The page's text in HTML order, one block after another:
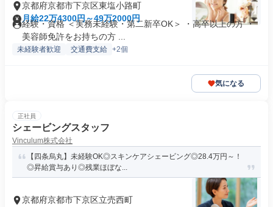
京都府京都市下京区東塩小路町
月給22万4300円～49万2000円
経験・資格 ＜実務未経験・第二新卒OK＞ ・高卒以上の方 ・
美容師免許をお持ちの方 ...
未経験者歓迎 交通費支給 +2個
気になる
正社員
シェービングスタッフ
Vinculum株式会社
【四条烏丸】未経験OK◎スキンケアシェービング◎28.4万円～！
◎昇給賞与あり◎残業ほぼな...
京都府京都市下京区立売西町